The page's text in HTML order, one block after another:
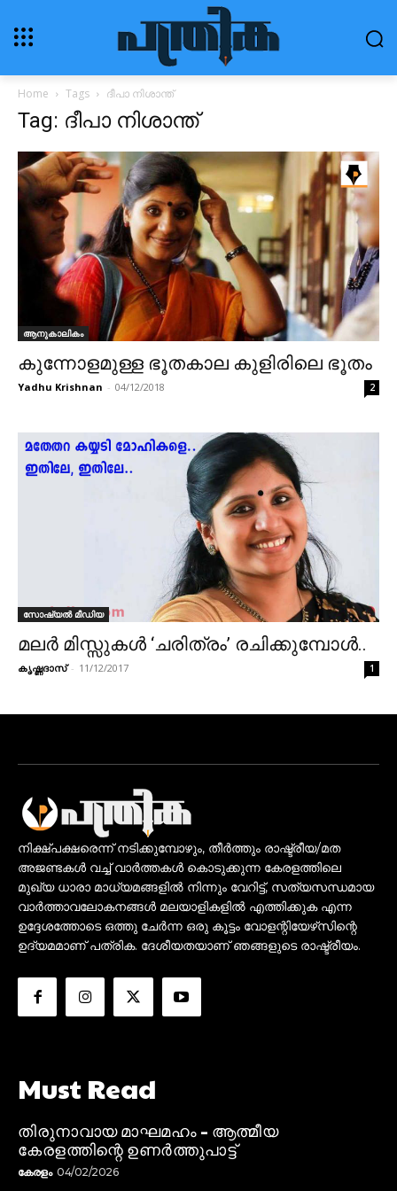
Home Tags ദീപാ നിശാന്ത്
Tag: ദീപാ നിശാന്ത്
ആനുകാലികം
കുന്നോളമുള്ള ഭൂതകാല കുളിരിലെ ഭൂതം
Yadhu Krishnan - 04/12/2018 2
സോഷ്യൽ മീഡിയ
മലർ മിസ്സുകൾ ‘ചരിത്രം’ രചിക്കുമ്പോൾ..
കൃഷ്ണദാസ് - 11/12/2017 1
നിക്ഷ്പക്ഷരെന്ന് നടിക്കുമ്പോഴും, തീർത്തും രാഷ്ട്രീയ/മത
അജണ്ടകൾ വച്ച് വാർത്തകൾ കൊടുക്കുന്ന കേരളത്തിലെ
മുഖ്യ ധാരാ മാധ്യമങ്ങളിൽ നിന്നും വേറിട്ട്, സത്യസന്ധമായ
വാർത്താവലോകനങ്ങൾ മലയാളികളിൽ എത്തിക്കുക എന്ന
ഉദ്ദേശത്തോടെ ഒത്തു ചേർന്ന ഒരു കൂട്ടം വോളന്റിയേഴ്‌സിന്റെ
ഉദ്യമമാണ് പത്രിക. ദേശീയതയാണ് ഞങ്ങളുടെ രാഷ്ട്രീയം.
Must Read
തിരുനാവായ മാഘമഹം – ആത്മീയ
കേരളത്തിന്റെ ഉണർത്തുപാട്ട്
കേരളം 04/02/2026